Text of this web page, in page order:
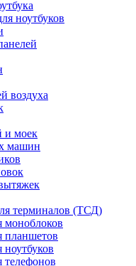
ноутбуков
воздуха
и моек
машин
терминалов (ТСД)
моноблоков
планшетов